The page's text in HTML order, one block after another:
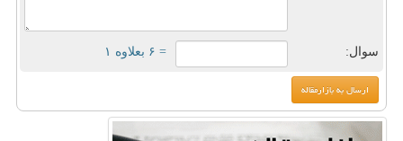
سوال: = ۶ بعلاوه ۱